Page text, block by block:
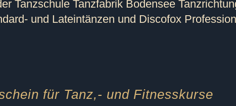
Tanzschule Tanzfabrik Bodensee
und Lateintänzen und Discofox
für Tanz,- und Fitnesskurse